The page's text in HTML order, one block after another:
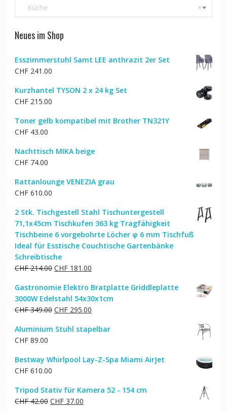
×
Küche
Neues im Shop
Esszimmerstuhl Samt LEE anthrazit 2er Set
CHF241.00
Kurzhantel TYSON 2 x 24 kg Set
CHF215.00
Toner gelb kompatibel mit Brother TN321Y
CHF43.00
Nachttisch MIKA beige
CHF74.00
Rattanlounge VENEZIA grau
CHF610.00
2 Stk. Tischgestell Stahl Tischuntergestell
71,1x45cm Tischkufen 363 kg Tragfähigkeit
Tischbeine 6 vorgebohrte Löcher φ 6 mm Tischfuß
Ideal für Esstische Couchtische Gartenbänke
Schreibtische
CHF214.00 Ursprünglicher
war:
CHF 214.00
CHF181.00Aktueller
ist:
CHF 181.00.
Gastronomie Elektro Bratplatte Griddleplatte
3000W Edelstahl 54x30x1cm
CHF349.00 Ursprünglicher
war:
CHF295.00Aktueller
ist:
Aluminium Stuhl stapelbar
CHF89.00
Bestway Whirlpool Lay-Z-Spa Miami AirJet
CHF610.00
Tripod Stativ für Kamera 52 - 154 cm
CHF42.00 Ursprünglicher
CHF37.00Aktueller